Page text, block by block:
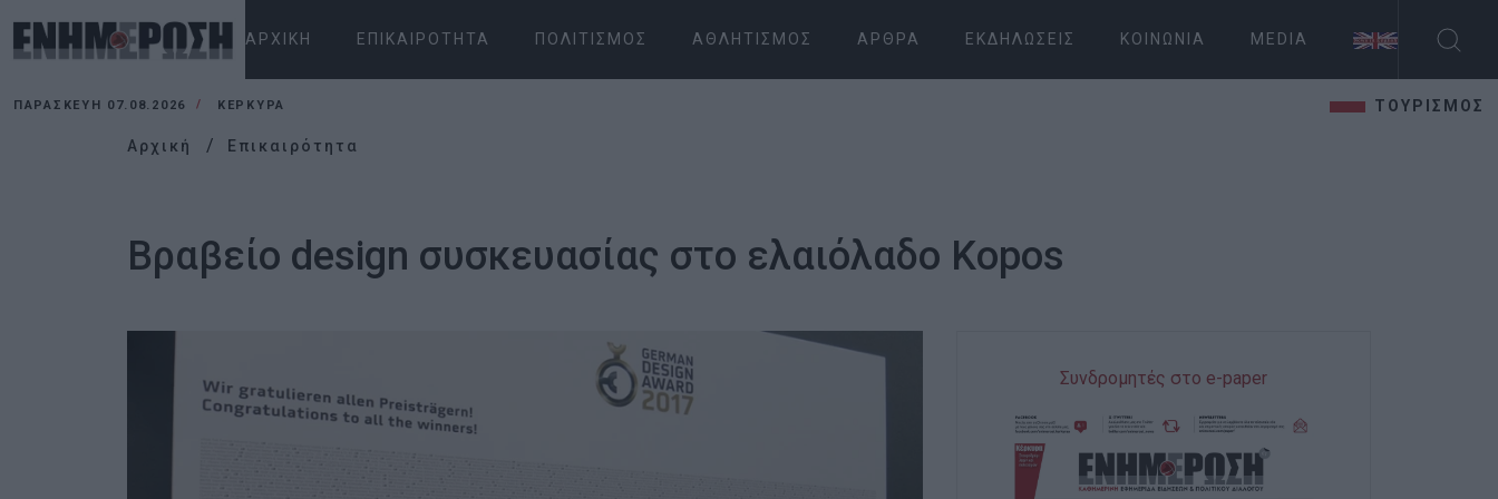
ΑΡΧΙΚΉ ΕΠΙΚΑΙΡΌΤΗΤΑ ΠΟΛΙΤΙΣΜΌΣ ΑΘΛΗΤΙΣΜΌΣ ΆΡΘΡΑ ΕΚΔΗΛΏΣΕΙΣ ΚΟΙΝΩΝΊΑ MEDIA
ΠΑΡΑΣΚΕΥΉ 07.08.2026 ΚΕΡΚΥΡΑ ΤΟΥΡΙΣΜΟΣ
Αρχική Επικαιρότητα
Βραβείο design συσκευασίας στο ελαιόλαδο Kopos
Συνδρομητές στο e-paper